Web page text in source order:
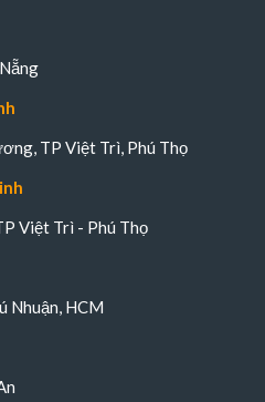
TP Việt Trì, Phú Thọ
Việt Trì - Phú Thọ
Nhuận, HCM